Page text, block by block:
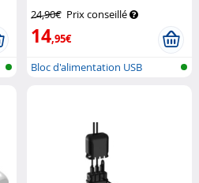
24,90€ Prix conseillé
14,95€
Bloc d'alimentation USB